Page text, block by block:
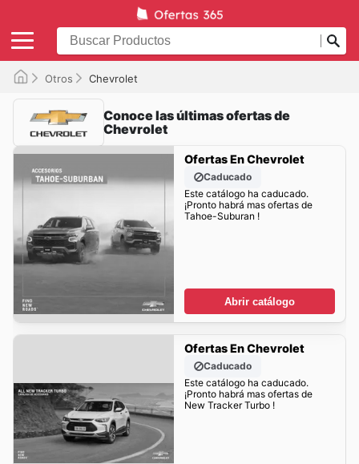
Otros Chevrolet
Conoce las últimas ofertas de
Chevrolet
Ofertas En Chevrolet
Caducado
Este catálogo ha caducado.
¡Pronto habrá mas ofertas de
Tahoe-Suburan !
Abrir catálogo
Ofertas En Chevrolet
Caducado
Este catálogo ha caducado.
¡Pronto habrá mas ofertas de
New Tracker Turbo !